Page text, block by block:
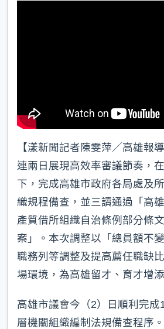
【漾新聞記者陳雯萍／高雄報
連兩日展現高效率審議節奏，
下，完成高雄市政府各局處及
織規程備查，並三讀通過「高
產質借所組織自治條例部分條
案」。本次調整以「總員額不
職務列等調整及提高薦任職缺
場環境，為高雄留才、育才增
高雄市議會今（2）日順利完成
層機關組織編制法規備查程序